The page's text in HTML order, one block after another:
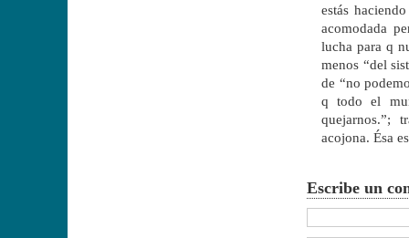
estás
acomodada
lucha para q
menos “del
de “no
q todo el
quejarnos.”;
acojona. Ésa
Escribe un